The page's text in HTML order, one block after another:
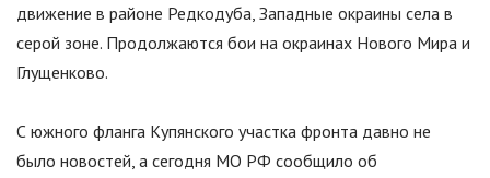
движение в районе Редкодуба, Западные окраины села в
серой зоне. Продолжаются бои на окраинах Нового Мира и
Глущенково.
С южного фланга Купянского участка фронта давно не
было новостей, а сегодня МО РФ сообщило об